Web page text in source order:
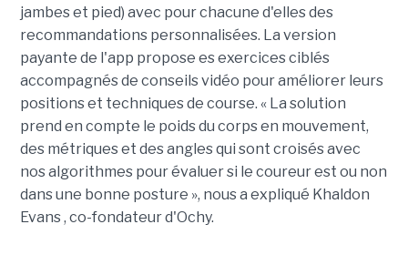
jambes et pied) avec pour chacune d'elles des
recommandations personnalisées. La version
payante de l'app propose es exercices ciblés
accompagnés de conseils vidéo pour améliorer leurs
positions et techniques de course. « La solution
prend en compte le poids du corps en mouvement,
des métriques et des angles qui sont croisés avec
nos algorithmes pour évaluer si le coureur est ou non
dans une bonne posture », nous a expliqué Khaldon
Evans , co-fondateur d'Ochy.